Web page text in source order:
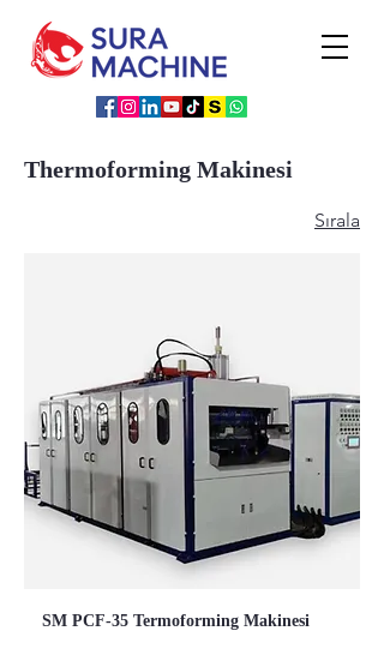
Thermoforming Makinesi
Sırala
SM PCF-35 Termoforming Makinesi